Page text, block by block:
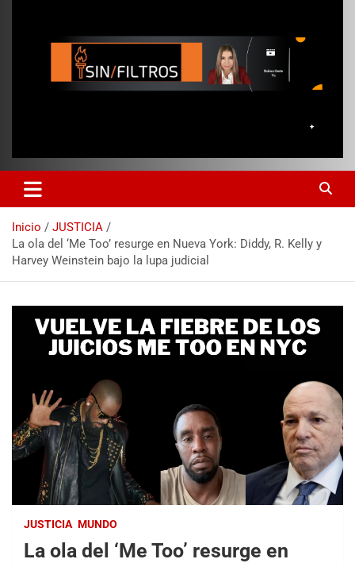
Inicio
JUSTICIA
La ola del ‘Me Too’ resurge en Nueva York: Diddy, R. Kelly y
Harvey Weinstein bajo la lupa judicial
JUSTICIA MUNDO
La ola del ‘Me Too’ resurge en